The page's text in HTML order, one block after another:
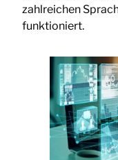
zahlreichen
funktioniert.